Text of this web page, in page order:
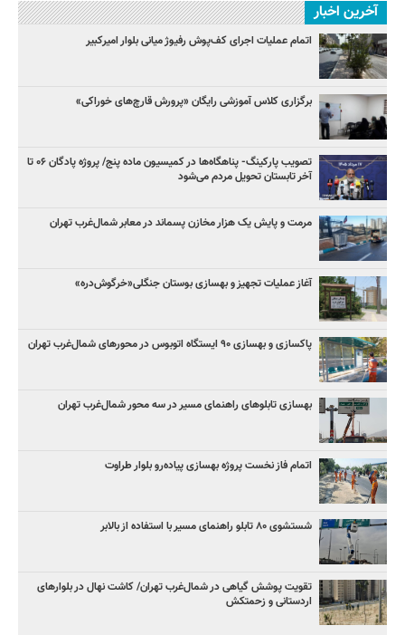
آخرین اخبار
اتمام عملیات اجرای کف‌پوش رفیوژ میانی بلوار امیرکبیر
برگزاری کلاس آموزشی رایگان «پرورش قارچ‌های خوراکی»
تصویب پارکینگ- پناهگاه‌ها در کمیسیون ماده پنج/ پروژه پادگان ۰۶ تا
آخر تابستان تحویل مردم می‌شود
مرمت و پایش یک هزار مخازن پسماند در معابر شمال‌غرب تهران
آغاز عملیات تجهیز و بهسازی بوستان جنگلی«خرگوش‌دره»
پاکسازی و بهسازی ۹۰ ایستگاه اتوبوس در محورهای شمال‌غرب تهران
بهسازی تابلوهای راهنمای مسیر در سه محور شمال‌غرب تهران
اتمام فاز نخست پروژه بهسازی پیاده‌رو بلوار طراوت
شستشوی ۸۰ تابلو راهنمای مسیر با استفاده از بالابر
تقویت پوشش گیاهی در شمال‌غرب تهران/ کاشت نهال در بلوارهای
اردستانی و زحمتکش